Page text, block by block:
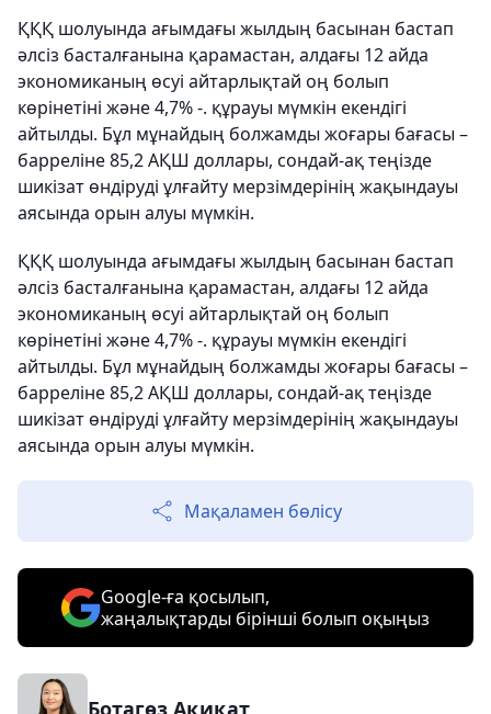
ҚҚҚ шолуында ағымдағы жылдың басынан бастап
әлсіз басталғанына қарамастан, алдағы 12 айда
экономиканың өсуі айтарлықтай оң болып
көрінетіні және 4,7% -. құрауы мүмкін екендігі
айтылды. Бұл мұнайдың болжамды жоғары бағасы –
барреліне 85,2 АҚШ доллары, сондай-ақ теңізде
шикізат өндіруді ұлғайту мерзімдерінің жақындауы
аясында орын алуы мүмкін.
ҚҚҚ шолуында ағымдағы жылдың басынан бастап
әлсіз басталғанына қарамастан, алдағы 12 айда
экономиканың өсуі айтарлықтай оң болып
көрінетіні және 4,7% -. құрауы мүмкін екендігі
айтылды. Бұл мұнайдың болжамды жоғары бағасы –
барреліне 85,2 АҚШ доллары, сондай-ақ теңізде
шикізат өндіруді ұлғайту мерзімдерінің жақындауы
аясында орын алуы мүмкін.
Мақаламен бөлісу
Google-ға қосылып,
жаңалықтарды бірінші болып оқыңыз
Ботагөз Ақиқат